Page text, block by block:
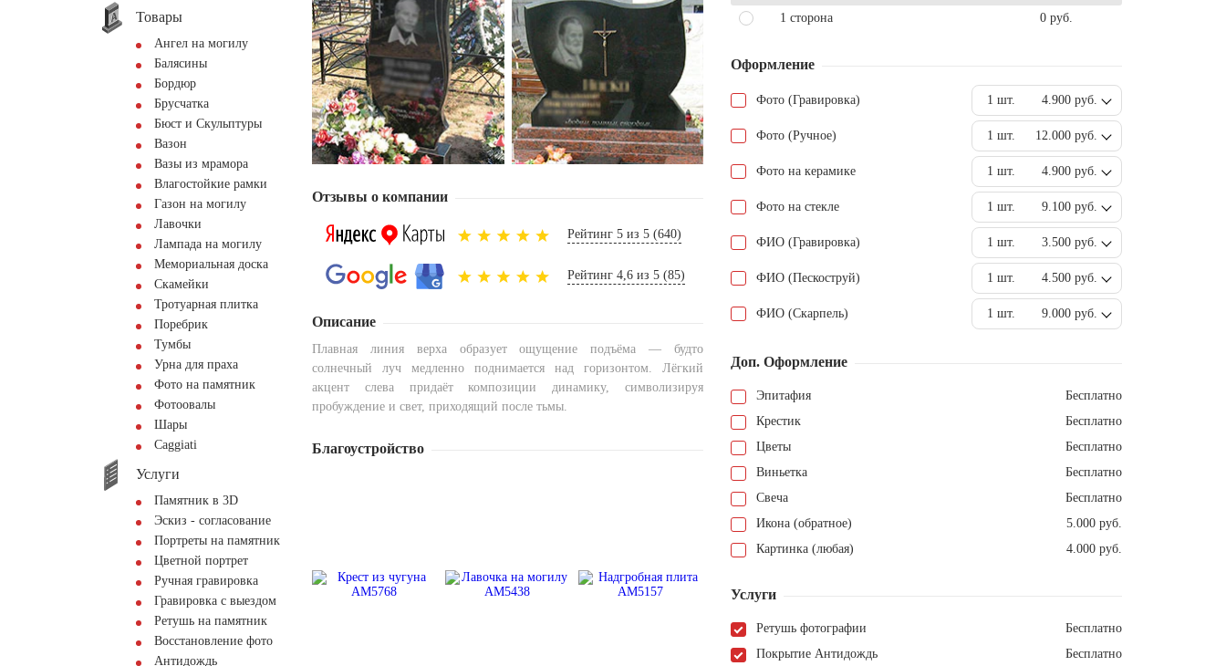
Товары
Ангел на могилу
Балясины
Бордюр
Брусчатка
Бюст и Скульптуры
Вазон
Вазы из мрамора
Влагостойкие рамки
Газон на могилу
Лавочки
Лампада на могилу
Мемориальная доска
Скамейки
Тротуарная плитка
Поребрик
Тумбы
Урна для праха
Фото на памятник
Фотоовалы
Шары
Сaggiati
Услуги
Памятник в 3D
Эскиз - согласование
Портреты на памятник
Цветной портрет
Ручная гравировка
Гравировка с выездом
Ретушь на памятник
Восстановление фото
Антидождь
Отзывы о компании
Рейтинг 5 из 5 (640)
Рейтинг 4,6 из 5 (85)
Описание
Плавная линия верха образует ощущение подъёма — будто
солнечный луч медленно поднимается над горизонтом. Лёгкий
акцент слева придаёт композиции динамику, символизируя
пробуждение и свет, приходящий после тьмы.
Благоустройство
1 сторона
0 руб.
Оформление
Фото (Гравировка) 1 шт. 4.900 руб.
Фото (Ручное) 1 шт. 12.000 руб.
Фото на керамике 1 шт. 4.900 руб.
Фото на стекле 1 шт. 9.100 руб.
ФИО (Гравировка) 1 шт. 3.500 руб.
ФИО (Пескоструй) 1 шт. 4.500 руб.
ФИО (Скарпель) 1 шт. 9.000 руб.
Доп. Оформление
Эпитафия
Бесплатно
Крестик
Бесплатно
Цветы
Бесплатно
Виньетка
Бесплатно
Свеча
Бесплатно
Икона (обратное)
5.000 руб.
Картинка (любая)
4.000 руб.
Услуги
Ретушь фотографии
Бесплатно
Покрытие Антидождь
Бесплатно